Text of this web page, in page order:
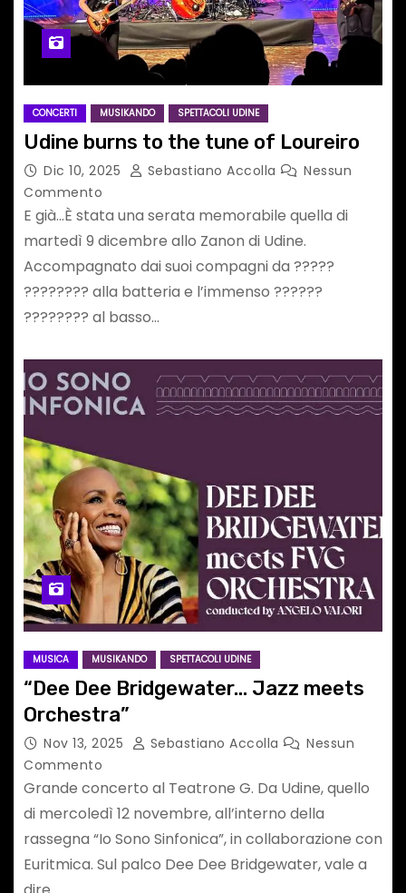
CONCERTI MUSIKANDO SPETTACOLI UDINE
Udine burns to the tune of Loureiro
Dic 10, 2025 Sebastiano Accolla
Nessun
Commento
E già…È stata una serata memorabile quella di
martedì 9 dicembre allo Zanon di Udine.
Accompagnato dai suoi compagni da ?????
???????? alla batteria e l’immenso ??????
???????? al basso…
MUSICA MUSIKANDO SPETTACOLI UDINE
“Dee Dee Bridgewater… Jazz meets
Orchestra”
Nov 13, 2025 Sebastiano Accolla
Nessun
Commento
Grande concerto al Teatrone G. Da Udine, quello
di mercoledì 12 novembre, all’interno della
rassegna “Io Sono Sinfonica”, in collaborazione con
Euritmica. Sul palco Dee Dee Bridgewater, vale a